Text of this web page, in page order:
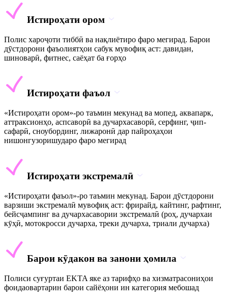
Истироҳати ором
Полис хароҷоти тиббӣ ва нақлиётиро фаро мегирад. Барои
дӯстдорони фаъолиятҳои сабук мувофиқ аст: давидан,
шиноварӣ, фитнес, саёҳат ба ғорҳо
Истироҳати фаъол
«Истироҳати ором»-ро таъмин мекунад ва мопед, аквапарк,
аттраксионҳо, аспсаворӣ ва дучархасаворӣ, серфинг, ҷип-
сафарӣ, сноубординг, лижаронӣ дар пайроҳаҳои
нишонгузоришударо фаро мегирад
Истироҳати экстремалӣ
«Истироҳати фаъол»-ро таъмин мекунад. Барои дӯстдорони
варзиши экстремалӣ мувофиқ аст: фрирайд, кайтинг, рафтинг,
бейсҷампинг ва дучархасавории экстремалӣ (роҳ, дучархаи
кӯҳӣ, мотокросси дучарха, треки дучарха, триали дучарха)
Барои кӯдакон ва занони ҳомила
Полиси суғуртаи EKTA яке аз тарифҳо ва хизматрасониҳои
фоидаовартарин барои сайёҳони ин категория мебошад